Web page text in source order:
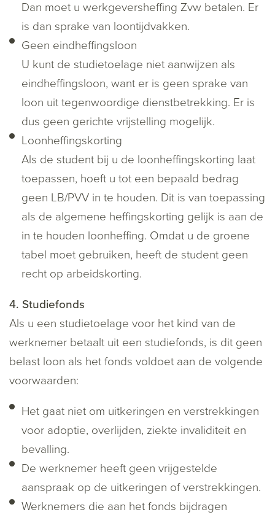
Dan moet u werkgeversheffing Zvw betalen. Er
is dan sprake van loontijdvakken.
Geen eindheffingsloon
U kunt de studietoelage niet aanwijzen als
eindheffingsloon, want er is geen sprake van
loon uit tegenwoordige dienstbetrekking. Er is
dus geen gerichte vrijstelling mogelijk.
Loonheffingskorting
Als de student bij u de loonheffingskorting laat
toepassen, hoeft u tot een bepaald bedrag
geen LB/PVV in te houden. Dit is van toepassing
als de algemene heffingskorting gelijk is aan de
in te houden loonheffing. Omdat u de groene
tabel moet gebruiken, heeft de student geen
recht op arbeidskorting.
4. Studiefonds
Als u een studietoelage voor het kind van de
werknemer betaalt uit een studiefonds, is dit geen
belast loon als het fonds voldoet aan de volgende
voorwaarden:
Het gaat niet om uitkeringen en verstrekkingen
voor adoptie, overlijden, ziekte invaliditeit en
bevalling.
De werknemer heeft geen vrijgestelde
aanspraak op de uitkeringen of verstrekkingen.
Werknemers die aan het fonds bijdragen